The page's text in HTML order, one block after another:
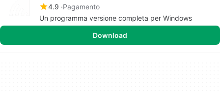
4.9 Pagamento
Un programma versione completa per Windows
Download